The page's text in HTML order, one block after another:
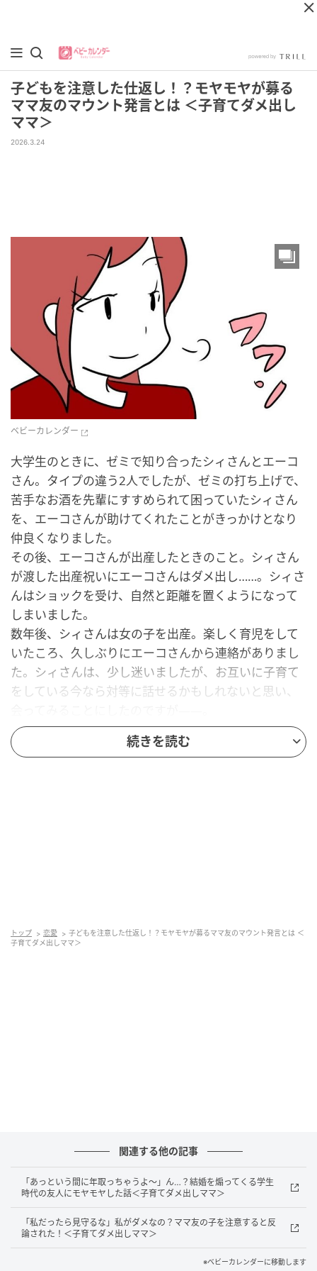
子どもを注意した仕返し！？モヤモヤが募る
ママ友のマウント発言とは ＜子育てダメ出し
ママ＞
2026.3.24
ベビーカレンダー
大学生のときに、ゼミで知り合ったシィさんとエーコ
さん。タイプの違う2人でしたが、ゼミの打ち上げで、
苦手なお酒を先輩にすすめられて困っていたシィさん
を、エーコさんが助けてくれたことがきっかけとなり
仲良くなりました。
その後、エーコさんが出産したときのこと。シィさん
が渡した出産祝いにエーコさんはダメ出し……。シィさ
んはショックを受け、自然と距離を置くようになって
しまいました。
数年後、シィさんは女の子を出産。楽しく育児をして
いたころ、久しぶりにエーコさんから連絡がありまし
た。シィさんは、少し迷いましたが、お互いに子育て
をしている今なら対等に話せるかもしれないと思い、
エーコさんの息子くんは、まだ幼稚園の年中さんなの
にしっかりもの。しかし、赤ちゃんを引きずったり無
エーコさんは、子どもたちの成長を比べて、さらにシ
ィさんの子育てについて指摘を続けます。エーコさん
続きを読む
トップ 恋愛
子どもを注意した仕返し！？モヤモヤが募るママ友のマウント発言とは ＜
子育てダメ出しママ＞
関連する他の記事
「あっという間に年取っちゃうよ～」ん…？結婚を煽ってくる学生
時代の友人にモヤモヤした話＜子育てダメ出しママ＞
「私だったら見守るな」私がダメなの？ママ友の子を注意すると反
論された！＜子育てダメ出しママ＞
※ベビーカレンダーに移動します